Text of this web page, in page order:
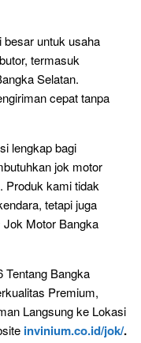
besar untuk usaha
termasuk
Selatan.
cepat tanpa
lengkap bagi
jok motor
Produk kami tidak
tetapi juga
Jok Motor Bangka
Tentang Bangka
Premium,
Langsung ke Lokasi
invinium.co.id/jok/.